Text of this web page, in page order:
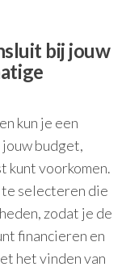
bij jouw
kun je een
budget,
kunt voorkomen.
selecteren die
zodat je de
financieren en
het vinden van